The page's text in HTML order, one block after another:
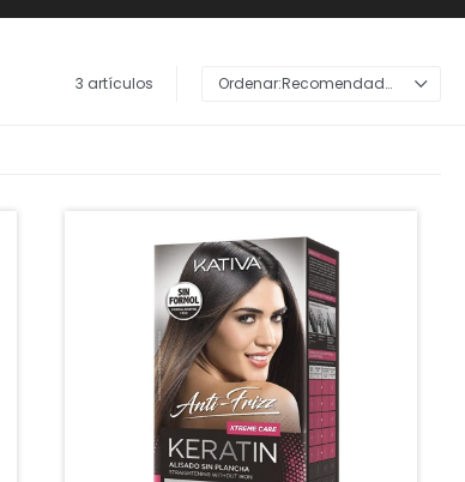
3 artículos Recomendados